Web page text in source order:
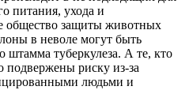
питания, ухода и
общество защиты животных
в неволе могут быть
штамма туберкулеза. А те, кто
подвержены риску из-за
людьми и